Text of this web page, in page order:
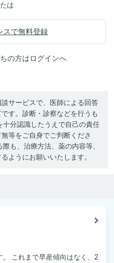
は
スで無料登録
の方はログインへ
サービスで、医師による回答
す。診断・診察などを行うも
分認識したうえで自己の責任
等をご自身でご判断くださ
も、治療方法、薬の内容等、
ようにお願いいたします。
navigate_next
これまで早産傾向はなく、2